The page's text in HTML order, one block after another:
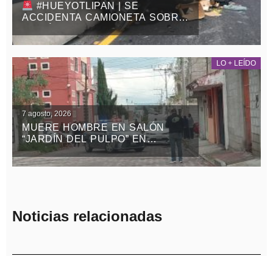
#HUEYOTLIPAN | SE
ACCIDENTA CAMIONETA SOBRE
LA MÉXICO-VERACRUZ
LO + LEÍDO
7 agosto, 2026
MUERE HOMBRE EN SALÓN
“JARDÍN DEL PULPO” EN
APIZACO
Noticias relacionadas